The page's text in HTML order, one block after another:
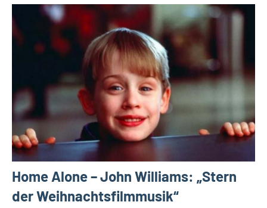
Home Alone – John Williams: „Stern
der Weihnachtsfilmmusik“